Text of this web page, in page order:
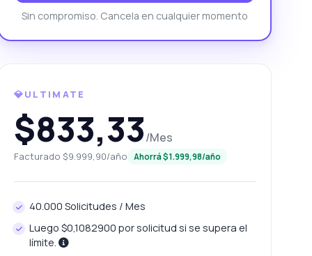
Sin compromiso. Cancela en cualquier momento
💎ULTIMATE
$833,33/Mes
Facturado $9.999,90/año Ahorrá $1.999,98/año
40.000 Solicitudes / Mes
Luego $0,1082900 por solicitud si se supera el
límite.